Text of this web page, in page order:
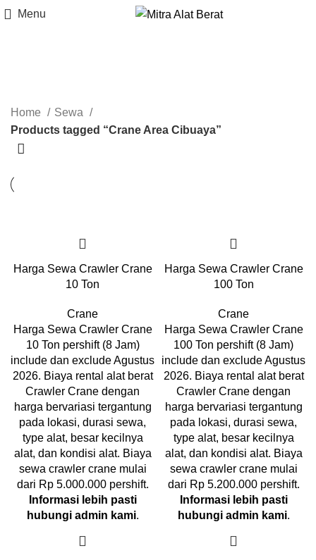
Menu
Categories
Home
Sewa
Products tagged “Crane Area Cibuaya”
Harga Sewa Crawler Crane
10 Ton
Crane
Harga Sewa Crawler Crane
10 Ton pershift (8 Jam)
include dan exclude Agustus
2026. Biaya rental alat berat
Crawler Crane dengan
harga bervariasi tergantung
pada lokasi, durasi sewa,
type alat, besar kecilnya
alat, dan kondisi alat. Biaya
sewa crawler crane mulai
dari Rp 5.000.000 pershift.
Informasi lebih pasti
hubungi admin kami.
Harga Sewa Crawler Crane
100 Ton
Crane
Harga Sewa Crawler Crane
100 Ton pershift (8 Jam)
include dan exclude Agustus
2026. Biaya rental alat berat
Crawler Crane dengan
harga bervariasi tergantung
pada lokasi, durasi sewa,
type alat, besar kecilnya
alat, dan kondisi alat. Biaya
sewa crawler crane mulai
dari Rp 5.200.000 pershift.
Informasi lebih pasti
hubungi admin kami.